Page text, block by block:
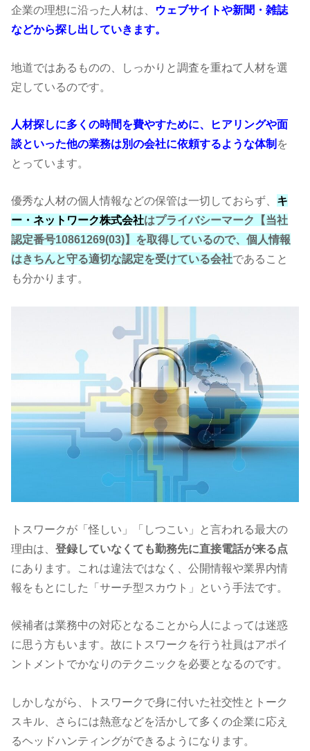
企業の理想に沿った人材は、 ウェブサイトや新聞・雑誌
などから探し出していきます。
地道ではあるものの、しっかりと調査を重ねて人材を選
定しているのです。
人材探しに多くの時間を費やすために、ヒアリングや面
談といった他の業務は別の会社に依頼するような体制 を
とっています。
優秀な人材の個人情報などの保管は一切しておらず、 キ
ー・ネットワーク株式会社はプライバシーマーク【当社
認定番号10861269(03)】を取得しているので、個人情報
はきちんと守る適切な認定を受けている会社であること
も分かります。
トスワークが「怪しい」「しつこい」と言われる最大の
理由は、登録していなくても勤務先に直接電話が来る点
にあります。 これは違法ではなく、公開情報や業界内情
報をもとにした「サーチ型スカウト」という手法です。
候補者は業務中の対応となることから人によっては迷惑
に思う方もいます。故にトスワークを行う社員はアポイ
ントメントでかなりのテクニックを必要となるのです。
しかしながら、トスワークで身に付いた社交性とトーク
スキル、さらには熱意などを活かして多くの企業に応え
るヘッドハンティングができるようになります。